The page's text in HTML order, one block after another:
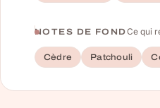
NOTES DE FONDCe qui
Cèdre Patchouli